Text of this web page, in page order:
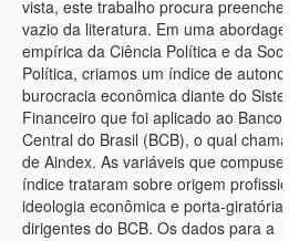
vista, este trabalho procura preencher
vazio da literatura. Em uma abordagem
empírica da Ciência Política e da
Política, criamos um índice de
burocracia econômica diante do
Financeiro que foi aplicado ao Banco
Central do Brasil (BCB), o qual
de Aindex. As variáveis que
índice trataram sobre origem
ideologia econômica e porta-giratória
dirigentes do BCB. Os dados para a